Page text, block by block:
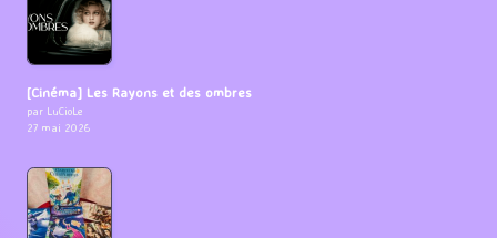
[Cinéma] Les Rayons et des ombres
par LuCioLe
27 mai 2026